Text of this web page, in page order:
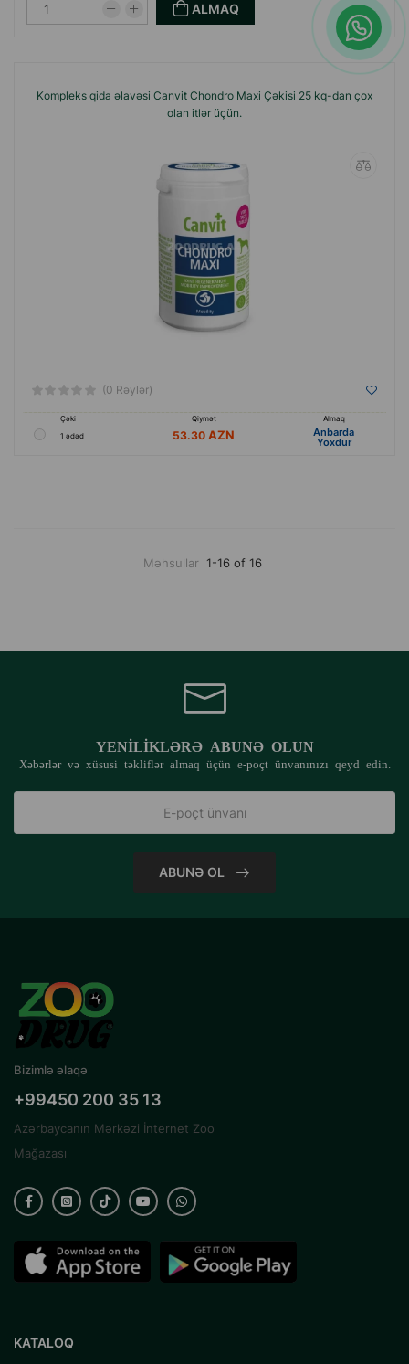
ALMAQ
Kompleks qida əlavəsi Canvit Chondro Maxi Çəkisi 25 kq-dan çox
olan itlər üçün.
(0 Rəylər)
Çəki Qiymət
Almaq
1 ədəd
53.30 Anbarda
Yoxdur
Məhsullar 1-16 of 16
YENILIKLƏRƏ ABUNƏ OLUN
Xəbərlər və xüsusi təkliflər almaq üçün e-poçt ünvanınızı qeyd edin.
ABUNƏ OL
Bizimlə əlaqə
+99450 200 35 13
Azərbaycanın Mərkəzi İnternet Zoo
Mağazası
KATALOQ